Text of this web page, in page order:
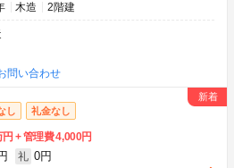
木造 2階建
問い合わせ
し 礼金なし
円 管理費4,000円
礼 0円